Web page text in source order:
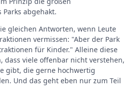
abgehakt.
gleichen Antworten, wenn Leute
vermissen: "Aber der Park
für Kinder." Alleine diese
dass viele offenbar nicht verstehen,
gibt, die gerne hochwertig
Und das geht eben nur zum Teil